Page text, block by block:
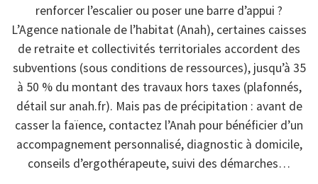
renforcer l’escalier ou poser une barre d’appui ?
L’Agence nationale de l’habitat (Anah), certaines caisses
de retraite et collectivités territoriales accordent des
subventions (sous conditions de ressources), jusqu’à 35
à 50 % du montant des travaux hors taxes (plafonnés,
détail sur anah.fr). Mais pas de précipitation : avant de
casser la faïence, contactez l’Anah pour bénéficier d’un
accompagnement personnalisé, diagnostic à domicile,
conseils d’ergothérapeute, suivi des démarches…